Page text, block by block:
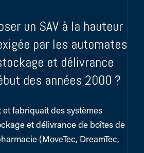
un SAV à la hauteur
par les automates
et délivrance
des années 2000 ?
et fabriquait des systèmes
et délivrance de boîtes de
(MoveTec, DreamTec,